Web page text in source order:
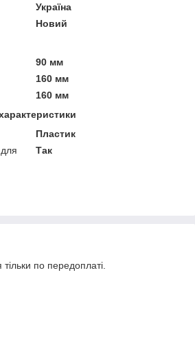
Україна
Новий
90 мм
160 мм
160 мм
Пластик
Так
по передоплаті.